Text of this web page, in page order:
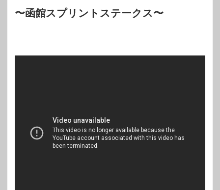
〜函館スプリントステークス〜